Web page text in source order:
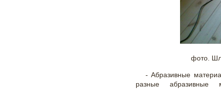
фото.
- Абразивные
разные абразивные